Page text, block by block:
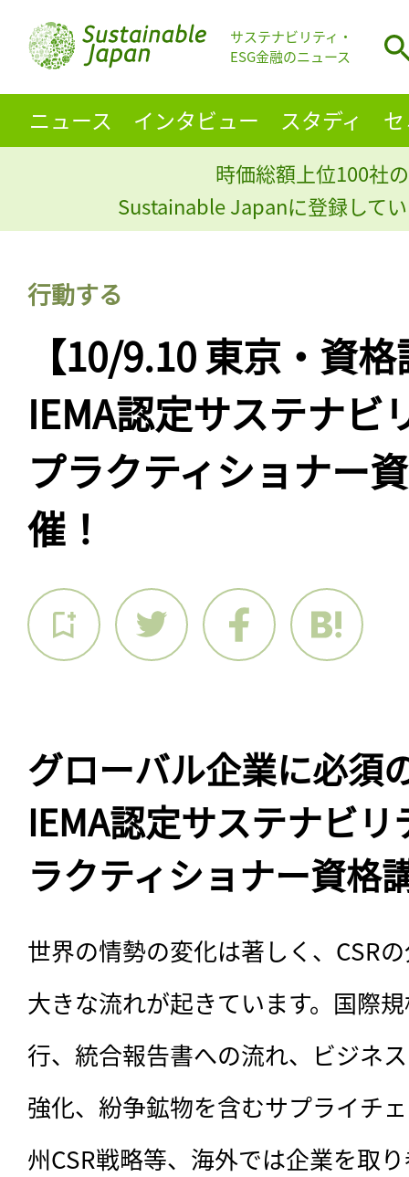
サステナビリティ・
ESG金融のニュース
ニュース インタビュー スタディ
時価総額上位100社
Sustainable Japanに登録して
行動する
【10/9.10 東京・資
IEMA認定サステナビ
プラクティショナー
催！
グローバル企業に必須
IEMA認定サステナビリ
ラクティショナー資格
世界の情勢の変化は著しく、CSR
大きな流れが起きています。国際
行、統合報告書への流れ、ビジネ
強化、紛争鉱物を含むサプライチ
州CSR戦略等、海外では企業を取